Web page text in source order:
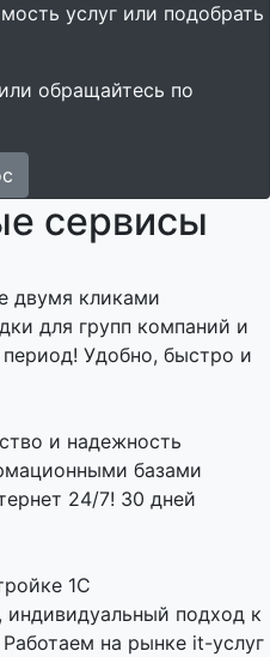
услуг или подобрать
обращайтесь по
сервисы
двумя кликами
для групп компаний и
Удобно, быстро и
и надежность
базами
24/7! 30 дней
1С
подход к
на рынке it-услуг